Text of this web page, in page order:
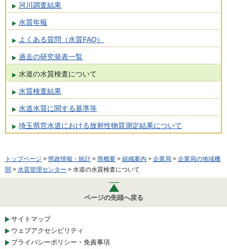
河川調査結果
水質年報
よくある質問（水質FAQ）
過去の研究発表一覧
水道の水質検査について
水質検査結果
水道水質に関する基準等
埼玉県営水道における放射性物質測定結果について
トップページ > 県政情報・統計 > 県概要 > 組織案内 > 企業局 > 企業局の地域機
関 > 水質管理センター > 水道の水質検査について
ページの先頭へ戻る
サイトマップ
ウェブアクセシビリティ
プライバシーポリシー・免責事項